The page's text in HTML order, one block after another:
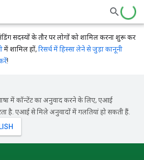
सदस्यों के तौर पर लोगों को शामिल करना शुरू कर
में शामिल हों, रिसर्च में हिस्सा लेने से जुड़ा कानूनी
!
में कॉन्टेंट का अनुवाद करने के लिए, एआई
है. एआई से मिले अनुवादों में गलतियां हो सकती हैं.